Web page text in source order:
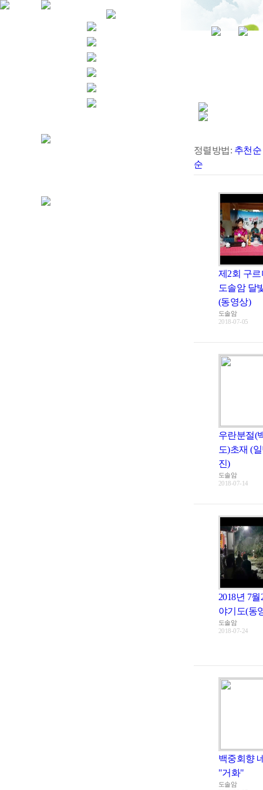
정렬방법: 추천순
순
제2회 구
도솔암 달
(동영상)
도솔암
2018-07-05
우란분절(
도)초재 (
진)
도솔암
2018-07-14
2018년 7
야기도(동
도솔암
2018-07-24
백중회향
"거화"
도솔암